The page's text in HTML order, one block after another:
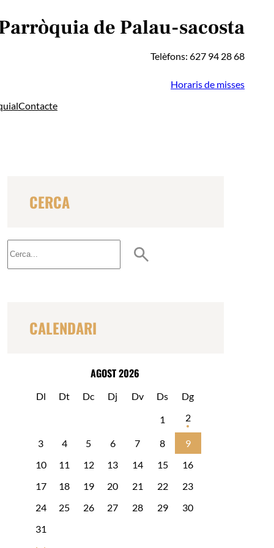
de Palau-sacosta
Telèfons: 627 94 28 68
Horaris de misses
Contacte
CERCA
u
s
CALENDARI
AGOST 2026
Dl Dt Dc Dj Dv Ds
Dg
1
2
3 4 5 6 7 8
9
10
11 12 13 14 15
16
17
18 19 20 21 22
23
24
25 26 27 28 29
30
31